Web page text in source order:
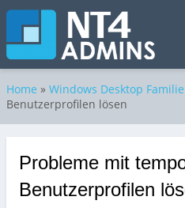
Home » Windows Desktop Familie
Benutzerprofilen lösen
Probleme mit
Benutzerprofilen